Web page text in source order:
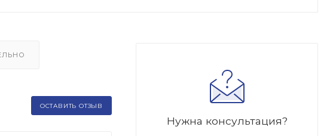
ОСТАВИТЬ ОТЗЫВ
Нужна консультация?